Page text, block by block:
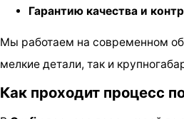
Гарантию качества и
Мы работаем на современном
мелкие детали, так и
Как проходит процесс